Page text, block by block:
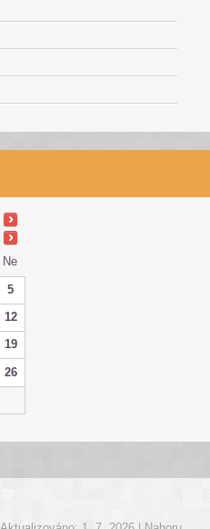
Ne
5
12
19
26